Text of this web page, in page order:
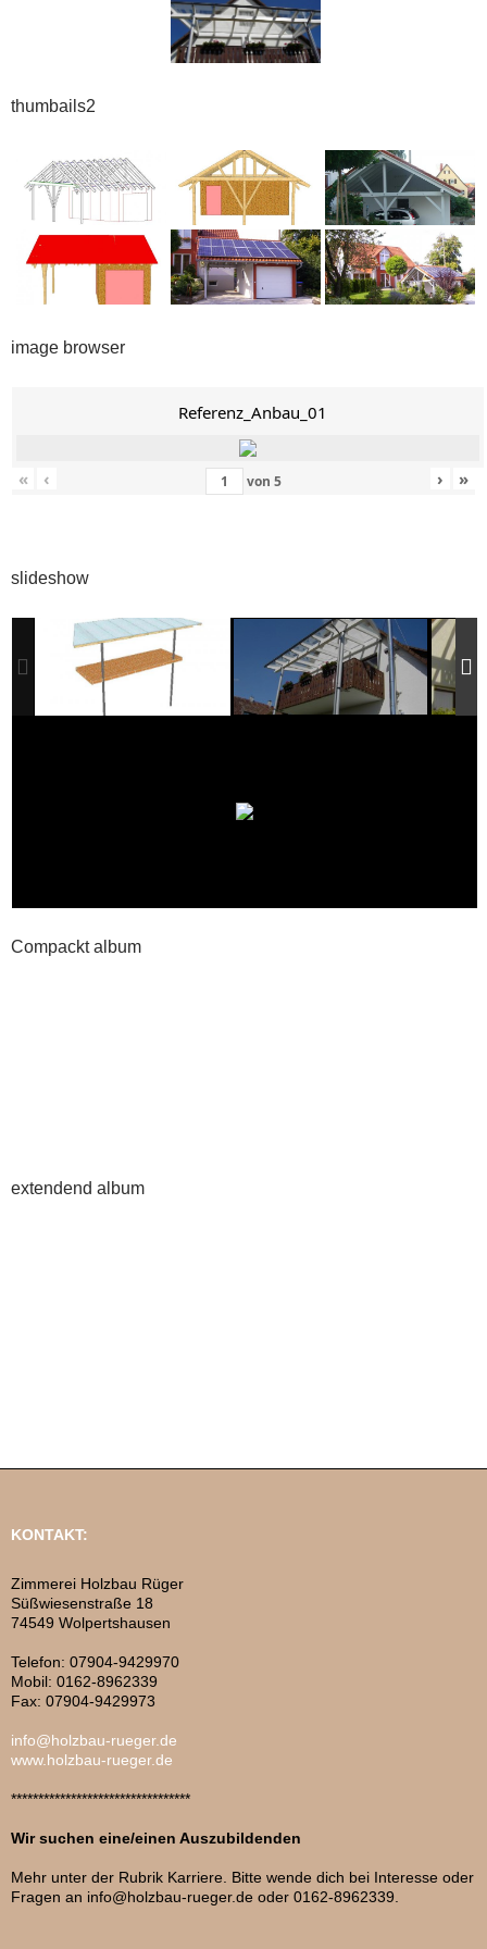
thumbails2
image browser
Referenz_Anbau_01
« ‹ von 5 › »
slideshow
Compackt album
extendend album
KONTAKT:
Zimmerei Holzbau Rüger
Süßwiesenstraße 18
74549 Wolpertshausen
Telefon: 07904-9429970
Mobil: 0162-8962339
Fax: 07904-9429973
info@holzbau-rueger.de
www.holzbau-rueger.de
*********************************
Wir suchen eine/einen Auszubildenden
Mehr unter der Rubrik Karriere. Bitte wende dich bei Interesse oder
Fragen an info@holzbau-rueger.de oder 0162-8962339.